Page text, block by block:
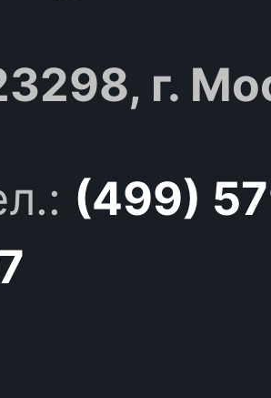
г.
(499)